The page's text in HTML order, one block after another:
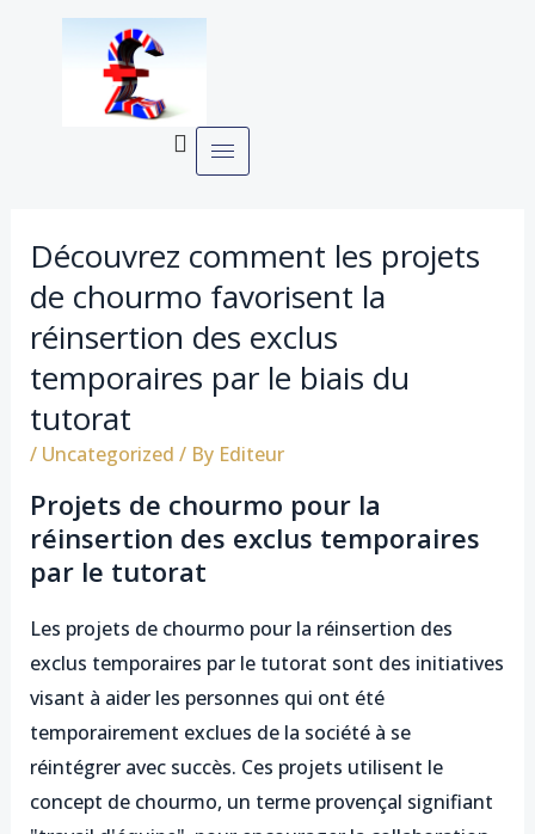
Découvrez comment les projets
de chourmo favorisent la
réinsertion des exclus
temporaires par le biais du
tutorat
/ Uncategorized / By Editeur
Projets de chourmo pour la
réinsertion des exclus temporaires
par le tutorat
Les projets de chourmo pour la réinsertion des
exclus temporaires par le tutorat sont des initiatives
visant à aider les personnes qui ont été
temporairement exclues de la société à se
réintégrer avec succès. Ces projets utilisent le
concept de chourmo, un terme provençal signifiant
Post
navigation